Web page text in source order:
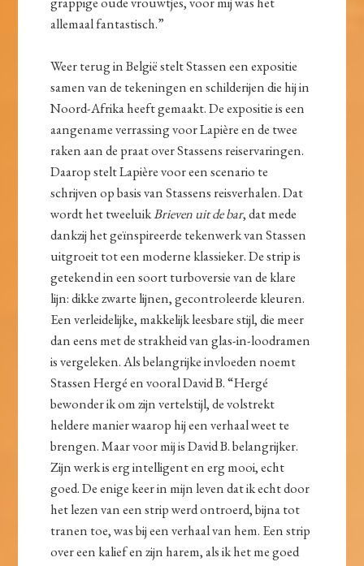
allemaal fantastisch.”
Weer terug in België stelt Stassen een expositie
samen van de tekeningen en schilderijen die hij in
Noord-Afrika heeft gemaakt. De expositie is een
aangename verrassing voor Lapière en de twee
raken aan de praat over Stassens reiservaringen.
Daarop stelt Lapière voor een scenario te
schrijven op basis van Stassens reisverhalen. Dat
wordt het tweeluikBrieven uit de bar, dat mede
dankzij het geïnspireerde tekenwerk van Stassen
uitgroeit tot een moderne klassieker. De strip is
getekend in een soort turboversie van de klare
lijn: dikke zwarte lijnen, gecontroleerde kleuren.
Een verleidelijke, makkelijk leesbare stijl, die meer
dan eens met de strakheid van glas-in-loodramen
is vergeleken. Als belangrijke invloeden noemt
Stassen Hergé en vooral David B. “Hergé
bewonder ik om zijn vertelstijl, de volstrekt
heldere manier waarop hij een verhaal weet te
brengen. Maar voor mij is David B. belangrijker.
Zijn werk is erg intelligent en erg mooi, echt
goed. De enige keer in mijn leven dat ik echt door
het lezen van een strip werd ontroerd, bijna tot
tranen toe, was bij een verhaal van hem. Een strip
over een kalief en zijn harem, als ik het me goed